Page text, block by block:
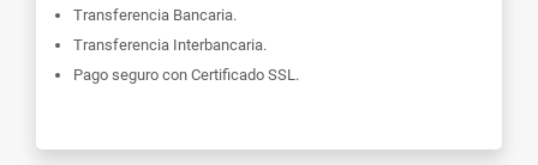
Transferencia Bancaria.
Transferencia Interbancaria.
Pago seguro con Certificado SSL.